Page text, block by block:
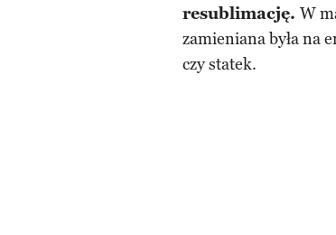
resublimację. W
zamieniana była na
czy statek.